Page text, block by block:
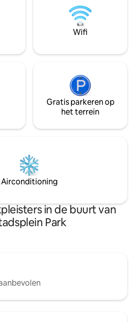
bomen.
tot
en meren, ligt
van het zuiden
National Park,
Amphitheater, St.
meer). Dicht bij alles, maar op een
Wifi
Gratis parkeren op
het terrein
Airconditioning
in de buurt van
Park